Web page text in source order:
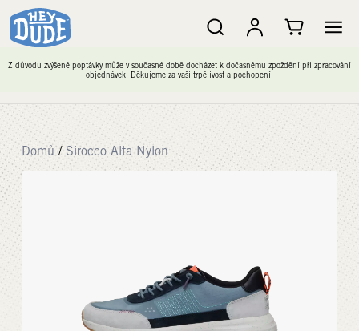
Z důvodu zvýšené poptávky může v současné době docházet k dočasnému zpoždění při zpracování
objednávek. Děkujeme za vaši trpělivost a pochopení.
Domů / Sirocco Alta Nylon